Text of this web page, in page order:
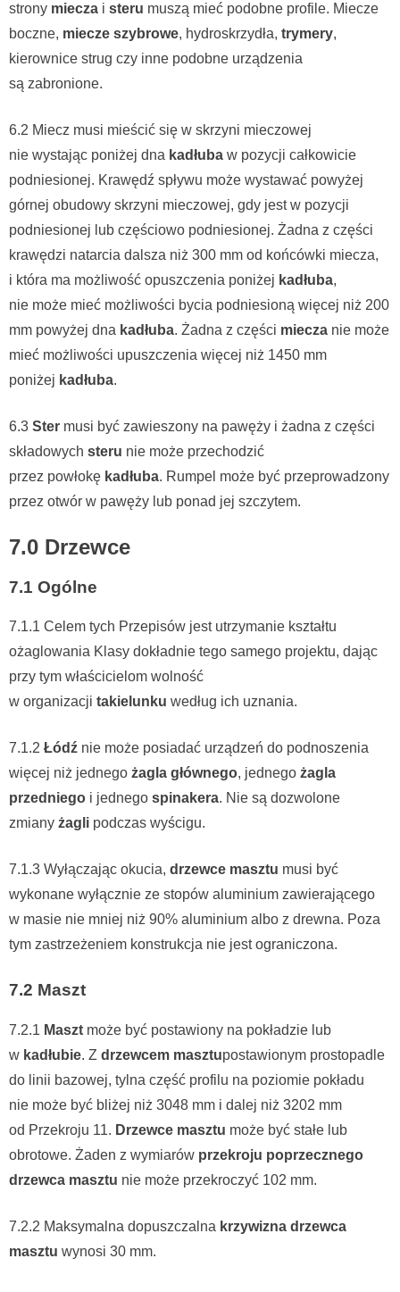
strony miecza i steru muszą mieć podobne profile. Miecze
boczne, miecze szybrowe, hydroskrzydła, trymery,
kierownice strug czy inne podobne urządzenia
są zabronione.
6.2 Miecz musi mieścić się w skrzyni mieczowej
nie wystając poniżej dna kadłuba w pozycji całkowicie
podniesionej. Krawędź spływu może wystawać powyżej
górnej obudowy skrzyni mieczowej, gdy jest w pozycji
podniesionej lub częściowo podniesionej. Żadna z części
krawędzi natarcia dalsza niż 300 mm od końcówki miecza,
i która ma możliwość opuszczenia poniżej kadłuba,
nie może mieć możliwości bycia podniesioną więcej niż 200
mm powyżej dna kadłuba. Żadna z części miecza nie może
mieć możliwości upuszczenia więcej niż 1450 mm
poniżej kadłuba.
6.3 Ster musi być zawieszony na pawęży i żadna z części
składowych steru nie może przechodzić
przez powłokę kadłuba. Rumpel może być przeprowadzony
przez otwór w pawęży lub ponad jej szczytem.
7.0 Drzewce
7.1 Ogólne
7.1.1 Celem tych Przepisów jest utrzymanie kształtu
ożaglowania Klasy dokładnie tego samego projektu, dając
przy tym właścicielom wolność
w organizacji takielunku według ich uznania.
7.1.2 Łódź nie może posiadać urządzeń do podnoszenia
więcej niż jednego żagla głównego, jednego żagla
przedniego i jednego spinakera. Nie są dozwolone
zmiany żagli podczas wyścigu.
7.1.3 Wyłączając okucia, drzewce masztu musi być
wykonane wyłącznie ze stopów aluminium zawierającego
w masie nie mniej niż 90% aluminium albo z drewna. Poza
tym zastrzeżeniem konstrukcja nie jest ograniczona.
7.2 Maszt
7.2.1 Maszt może być postawiony na pokładzie lub
w kadłubie. Z drzewcem masztupostawionym prostopadle
do linii bazowej, tylna część profilu na poziomie pokładu
nie może być bliżej niż 3048 mm i dalej niż 3202 mm
od Przekroju 11. Drzewce masztu może być stałe lub
obrotowe. Żaden z wymiarów przekroju poprzecznego
drzewca masztu nie może przekroczyć 102 mm.
7.2.2 Maksymalna dopuszczalna krzywizna drzewca
masztu wynosi 30 mm.